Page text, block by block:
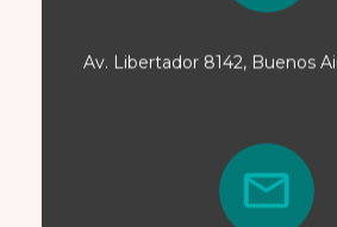
Av. Libertador 8142, Buenos